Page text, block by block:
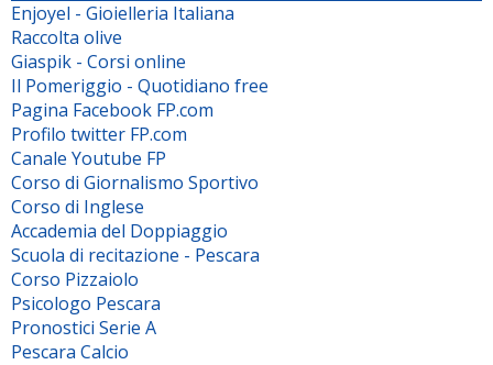
Enjoyel - Gioielleria Italiana
Raccolta olive
Giaspik - Corsi online
Il Pomeriggio - Quotidiano free
Pagina Facebook FP.com
Profilo twitter FP.com
Canale Youtube FP
Corso di Giornalismo Sportivo
Corso di Inglese
Accademia del Doppiaggio
Scuola di recitazione - Pescara
Corso Pizzaiolo
Psicologo Pescara
Pronostici Serie A
Pescara Calcio